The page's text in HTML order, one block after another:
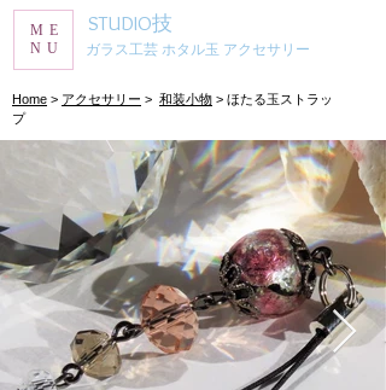
ME
NU
STUDIO技
ガラス工芸 ホタル玉 アクセサリー
​Home > アクセサリー > 和装小物 > ほたる玉ストラッ
プ